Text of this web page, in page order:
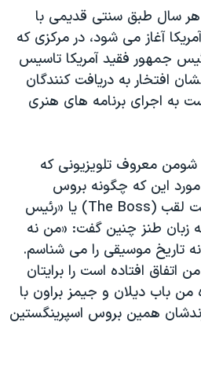
هر سال طبق سنتی قدیمی با
آغاز می شود، در مرکزی که
جمهور فقید آمریکا تاسیس
افتخار به دریافت کنندگان
به اجرای برنامه های هنری
معروف تلویزیونی که
این که چگونه بروس
اسپرینگستین توانسته است لقب (The Boss) یا «رئیس
زبان طنز چنین گفت: «من نه
تاریخ موسیقی را می شناسم.
اتفاق افتاده است را برایتان
باب دیلان و جیمز براون با
همین بروس اسپرینگستین